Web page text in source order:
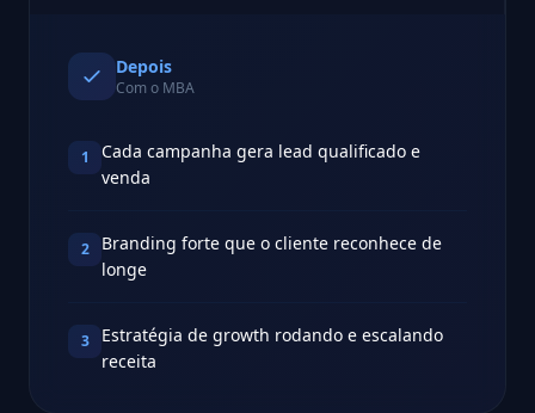
Depois
Com o MBA
1
Cada campanha gera lead qualificado e
venda
2
Branding forte que o cliente reconhece de
longe
3
Estratégia de growth rodando e escalando
receita